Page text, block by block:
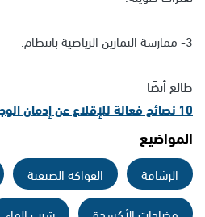
3- ممارسة التمارين الرياضية بانتظام.
طالع أيضًا
10 نصائح فعالة للإقلاع عن إدمان الوجبات السريعة
المواضيع
الرشاقة الفواكه الصيفية